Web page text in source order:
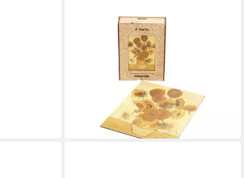
Puzzle Sonnenblumen
Vincent van Gogh Holzpuzzle
(2D), 250 Puzzleteile,
Künstler: Vincent van Gogh
lieferbar - in 3-4 Werktagen bei dir